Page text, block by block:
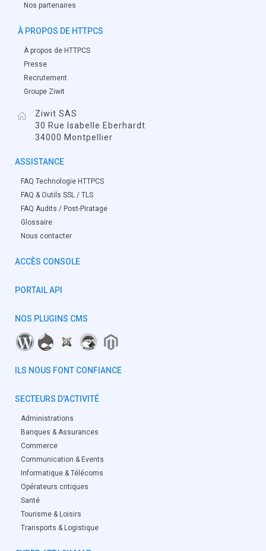
Nos partenaires
À PROPOS DE HTTPCS
À propos de HTTPCS
Presse
Recrutement
Groupe Ziwit
Ziwit SAS
30 Rue Isabelle Eberhardt
34000 Montpellier
ASSISTANCE
FAQ Technologie HTTPCS
FAQ & Outils SSL / TLS
FAQ Audits / Post-Piratage
Glossaire
Nous contacter
ACCÈS CONSOLE
PORTAIL API
NOS PLUGINS CMS
ILS NOUS FONT CONFIANCE
SECTEURS D'ACTIVITÉ
Administrations
Banques & Assurances
Commerce
Communication & Events
Informatique & Télécoms
Opérateurs critiques
Santé
Tourisme & Loisirs
Transports & Logistique